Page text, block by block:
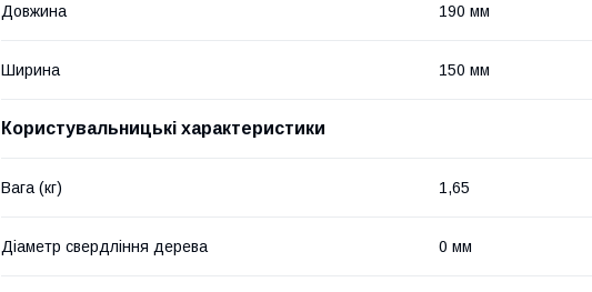
Довжина 190 мм
Ширина 150 мм
Користувальницькі характеристики
Вага (кг) 1,65
Діаметр свердління дерева 0 мм